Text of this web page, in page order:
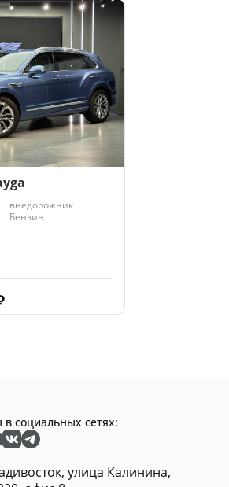
внедорожник
Бензин
социальных сетях:
улица Калинина,